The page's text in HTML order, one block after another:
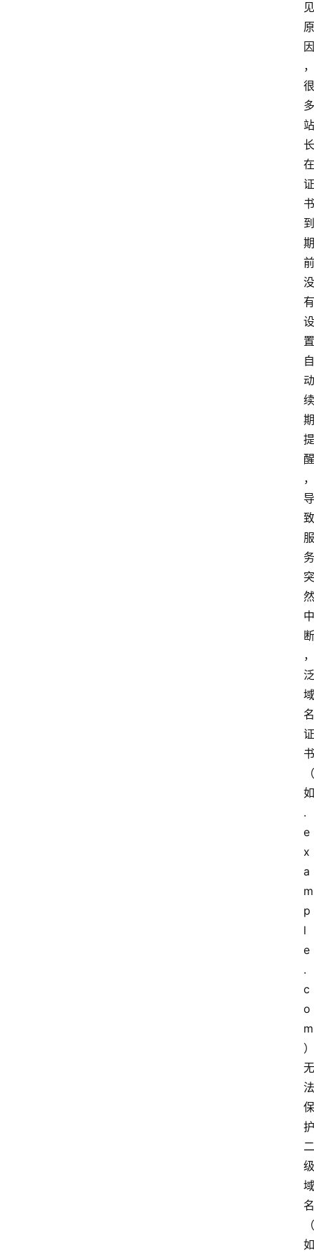
见
原
因
，
很
多
站
长
在
证
书
到
期
前
没
有
设
置
自
动
续
期
提
醒
，
导
致
服
务
突
然
中
断
，
泛
域
名
证
书
（
如
.
e
x
a
m
p
l
e
.
c
o
m
）
无
法
保
护
二
级
域
名
（
如